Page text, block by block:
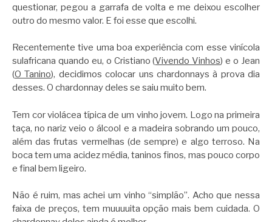
questionar, pegou a garrafa de volta e me deixou escolher
outro do mesmo valor. E foi esse que escolhi.
Recentemente tive uma boa experiência com esse vinícola
sulafricana quando eu, o Cristiano (Vivendo Vinhos) e o Jean
(O Tanino), decidimos colocar uns chardonnays à prova dia
desses. O chardonnay deles se saiu muito bem.
Tem cor violácea típica de um vinho jovem. Logo na primeira
taça, no nariz veio o álcool e a madeira sobrando um pouco,
além das frutas vermelhas (de sempre) e algo terroso. Na
boca tem uma acidez média, taninos finos, mas pouco corpo
e final bem ligeiro.
Não é ruim, mas achei um vinho “simplão”. Acho que nessa
faixa de preços, tem muuuuita opção mais bem cuidada. O